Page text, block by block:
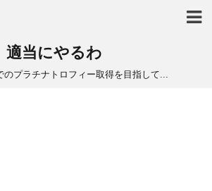
適当にやるわ
のプラチナトロフィー取得を目指して...